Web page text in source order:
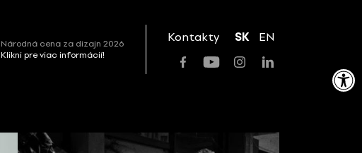
Open toolbar
Národná cena za dizajn 2026
Klikni pre viac informácií!
Kontakty SK EN